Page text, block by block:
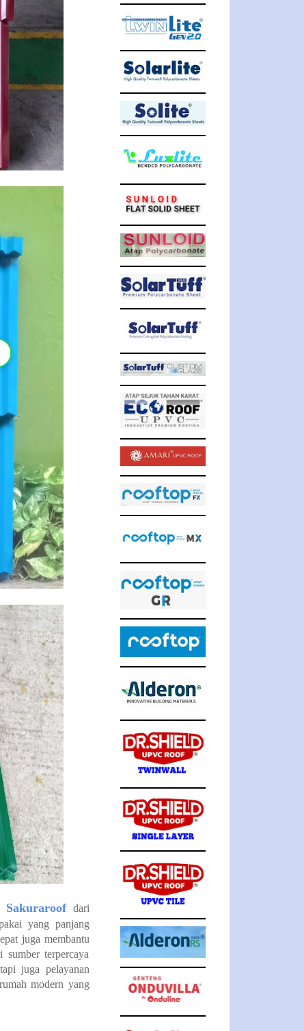
Sakuraroofdari
yang panjang
juga membantu
terpercaya
juga pelayanan
modern yang